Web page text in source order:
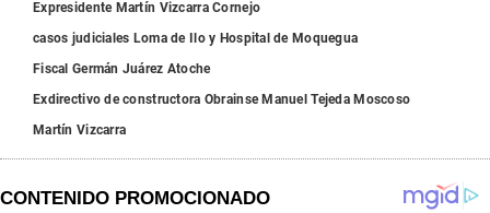
Expresidente Martín Vizcarra Cornejo
casos judiciales Loma de Ilo y Hospital de Moquegua
Fiscal Germán Juárez Atoche
Exdirectivo de constructora Obrainse Manuel Tejeda Moscoso
Martín Vizcarra